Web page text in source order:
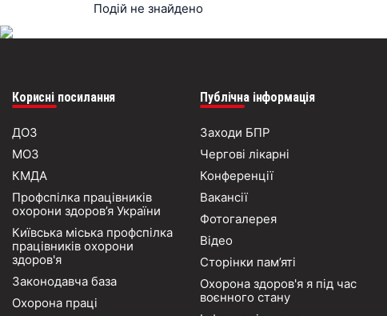
Подій не знайдено
Корисні посилання
ДОЗ
МОЗ
КМДА
Профспілка працівників
охорони здоров’я України
Київська міська профспілка
працівників охорони
здоров'я
Законодавча база
Охорона праці
Публічна інформація
Заходи БПР
Чергові лікарні
Конференції
Вакансії
Фотогалерея
Відео
Сторінки пам’яті
Охорона здоров'я я під час
воєнного стану